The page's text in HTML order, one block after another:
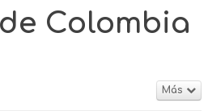
Colombia
Más